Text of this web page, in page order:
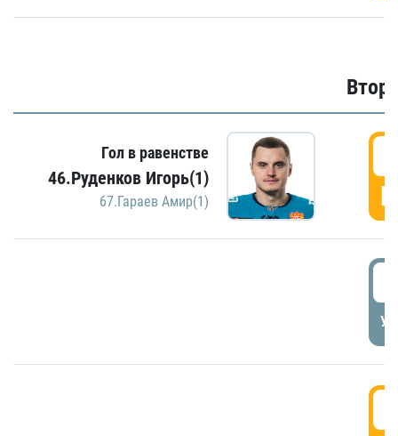
Гол в равенстве
46.Руденков Игорь(1)
67.Гараев Амир(1)